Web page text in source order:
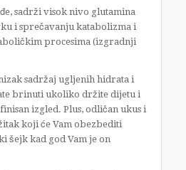
sadrži visok nivo glutamina
i sprečavanju katabolizma i
procesima (izgradnji
sadržaj ugljenih hidrata i
brinuti ukoliko držite dijetu i
izgled. Plus, odličan ukus i
koji će Vam obezbediti
šejk kad god Vam je on